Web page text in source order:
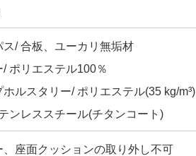
ス/ 合板、ユーカリ無垢材
/ ポリエステル100％
ホルスタリー/ ポリエステル(35 kg/m³)
ンレススチール(チタンコート)
、座面クッションの取り外し不可